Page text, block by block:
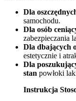
Dla
samochodu.
Dla osób
zabezpieczania
Dla dbających
estetycznie i
Dla
stan powłoki
Instrukcja